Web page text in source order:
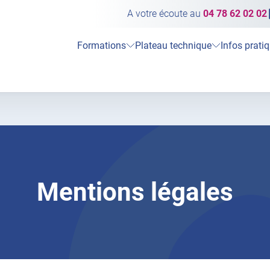
A votre écoute au 04 78 62 02 02
Formations Plateau technique Infos
Mentions légales